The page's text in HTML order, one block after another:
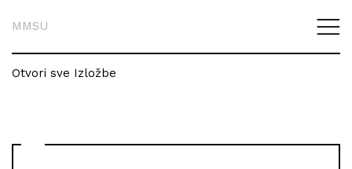
MMSU
Otvori sve Izložbe